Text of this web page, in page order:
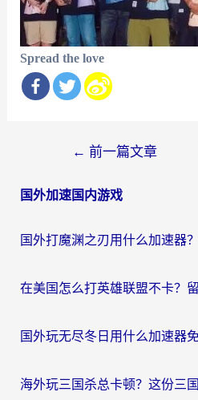
Spread the love
导
← 前一篇文章
国外加速国内游戏